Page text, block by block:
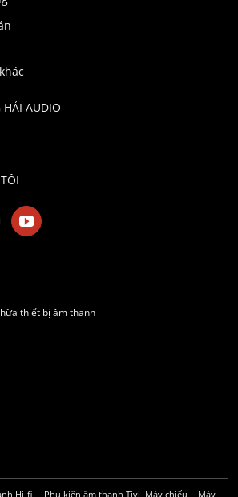
AUDIO
thiết bị âm thanh
Hi-fi – Phụ kiện âm thanh Tivi, Máy chiếu - Máy